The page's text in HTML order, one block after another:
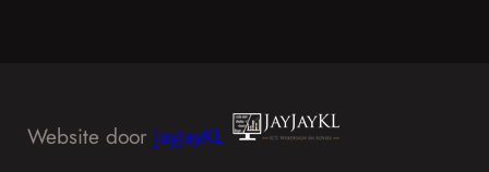
Website door JayJayKL